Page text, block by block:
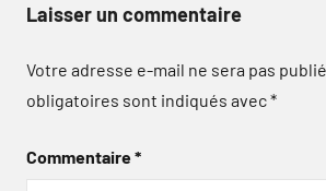
Laisser un commentaire
Votre adresse e-mail ne sera pas
obligatoires sont indiqués avec*
Commentaire*